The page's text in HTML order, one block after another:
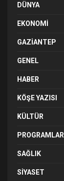
DÜNYA
EKONOMI
GAZIANTEP
GENEL
HABER
KÖŞE YAZISI
KÜLTÜR
PROGRAMLAR
SAĞLIK
SIYASET